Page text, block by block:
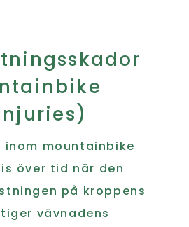
inom mountainbike
över tid när den
på kroppens
vävnadens